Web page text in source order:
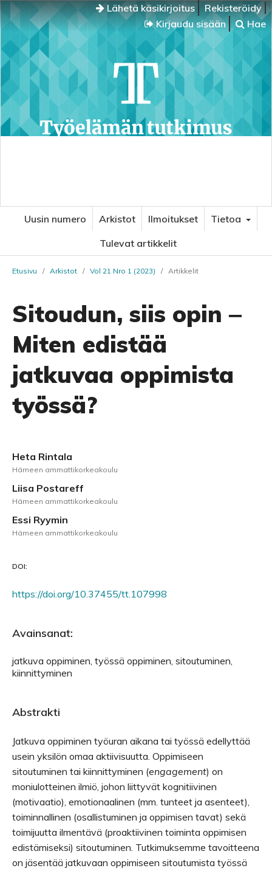
Lähetä käsikirjoitus
Rekisteröidy
Kirjaudu sisään
Hae
Uusin numero Arkistot Ilmoitukset
Tietoa
Tulevat artikkelit
Etusivu / Arkistot / Vol 21 Nro 1 (2023) / Artikkelit
Sitoudun, siis opin ‒
Miten edistää
jatkuvaa oppimista
työssä?
Heta Rintala
Hämeen ammattikorkeakoulu
Liisa Postareff
Hämeen ammattikorkeakoulu
Essi Ryymin
Hämeen ammattikorkeakoulu
DOI:
https://doi.org/10.37455/tt.107998
Avainsanat:
jatkuva oppiminen, työssä oppiminen, sitoutuminen,
kiinnittyminen
Abstrakti
Jatkuva oppiminen työuran aikana tai työssä edellyttää
usein yksilön omaa aktiivisuutta. Oppimiseen
sitoutuminen tai kiinnittyminen (engagement) on
moniulotteinen ilmiö, johon liittyvät kognitiivinen
(motivaatio), emotionaalinen (mm. tunteet ja asenteet),
toiminnallinen (osallistuminen ja oppimisen tavat) sekä
toimijuutta ilmentävä (proaktiivinen toiminta oppimisen
edistämiseksi) sitoutuminen. Tutkimuksemme tavoitteena
on jäsentää jatkuvaan oppimiseen sitoutumista työssä